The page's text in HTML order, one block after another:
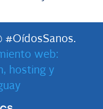
#OídosSanos.
web:
hosting y